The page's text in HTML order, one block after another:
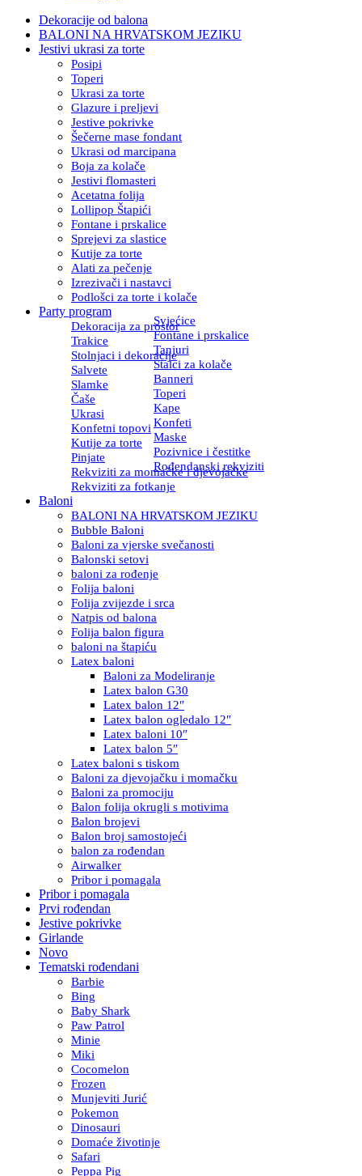
Dekoracije od balona
BALONI NA HRVATSKOM JEZIKU
Jestivi ukrasi za torte
Posipi
Toperi
Ukrasi za torte
Glazure i preljevi
Jestive pokrivke
Šečerne mase fondant
Ukrasi od marcipana
Boja za kolače
Jestivi flomasteri
Acetatna folija
Lollipop Štapići
Fontane i prskalice
Sprejevi za slastice
Kutije za torte
Alati za pečenje
Izrezivači i nastavci
Podlošci za torte i kolače
Party program
Dekoracija za prostor
Svjećice
Trakice
Fontane i prskalice
Stolnjaci i dekoracije
Tanjuri
Salvete
Stalci za kolače
Slamke
Banneri
Čaše
Toperi
Ukrasi
Kape
Konfetni topovi Konfeti
Kutije za torte
Maske
Pinjate
Pozivnice i čestitke
Rekviziti za momačke i djevojačke
Rođendanski rekviziti
Rekviziti za fotkanje
Baloni
BALONI NA HRVATSKOM JEZIKU
Bubble Baloni
Baloni za vjerske svečanosti
Balonski setovi
baloni za rođenje
Folija baloni
Folija zvijezde i srca
Natpis od balona
Folija balon figura
baloni na štapiću
Latex baloni
Baloni za Modeliranje
Latex balon G30
Latex balon 12″
Latex balon ogledalo 12″
Latex baloni 10″
Latex balon 5″
Latex baloni s tiskom
Baloni za djevojačku i momačku
Baloni za promociju
Balon folija okrugli s motivima
Balon brojevi
Balon broj samostojeći
balon za rođendan
Airwalker
Pribor i pomagala
Pribor i pomagala
Prvi rođendan
Jestive pokrivke
Girlande
Novo
Tematski rođendani
Barbie
Bing
Baby Shark
Paw Patrol
Minie
Miki
Cocomelon
Frozen
Munjeviti Jurić
Pokemon
Dinosauri
Domaće životinje
Safari
Peppa Pig